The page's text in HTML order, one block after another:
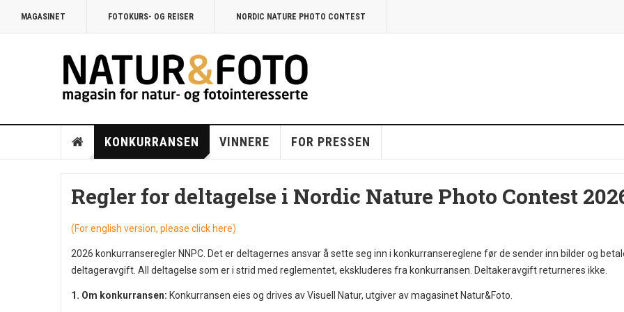
MAGASINET FOTOKURS- OG REISER NORDIC NATURE PHOTO CONTEST
KONKURRANSEN VINNERE FOR PRESSEN
Regler for deltagelse i Nordic Nature Photo Contest
(For english version, please click here)
2026 konkurranseregler NNPC. Det er deltagernes ansvar å sette seg inn i konkurransereglene før de sender inn bilder og
deltageravgift. All deltagelse som er i strid med reglementet, ekskluderes fra konkurransen. Deltakeravgift returneres ikke.
1. Om konkurransen: Konkurransen eies og drives av Visuell Natur, utgiver av magasinet Natur&Foto.